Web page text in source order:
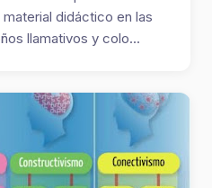
didáctico en las
llamativos y colo...